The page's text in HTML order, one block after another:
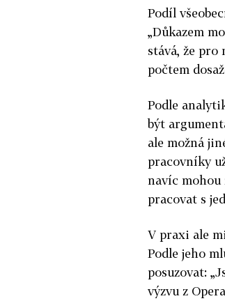
Podíl
„Důkazem
stává, že
počtem
Podle
být
ale možná
pracovníky
navíc mohou
pracovat s
V praxi ale
Podle jeho
posuzovat:
výzvu z